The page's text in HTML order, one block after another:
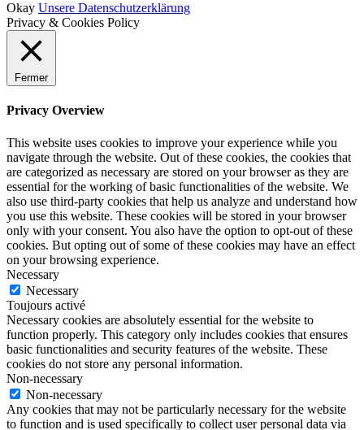
Okay Unsere Datenschutzerklärung
Privacy & Cookies Policy
Fermer
Privacy Overview
This website uses cookies to improve your experience while you
navigate through the website. Out of these cookies, the cookies that
are categorized as necessary are stored on your browser as they are
essential for the working of basic functionalities of the website. We
also use third-party cookies that help us analyze and understand how
you use this website. These cookies will be stored in your browser
only with your consent. You also have the option to opt-out of these
cookies. But opting out of some of these cookies may have an effect
on your browsing experience.
Necessary
Necessary
Toujours activé
Necessary cookies are absolutely essential for the website to
function properly. This category only includes cookies that ensures
basic functionalities and security features of the website. These
cookies do not store any personal information.
Non-necessary
Non-necessary
Any cookies that may not be particularly necessary for the website
to function and is used specifically to collect user personal data via